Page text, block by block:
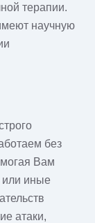
терапии.
научную
без
Вам
или иные
атаки,